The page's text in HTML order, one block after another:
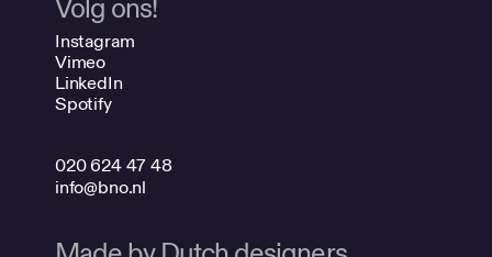
Volg ons!
Instagram
Vimeo
LinkedIn
Spotify
020 624 47 48
info@bno.nl